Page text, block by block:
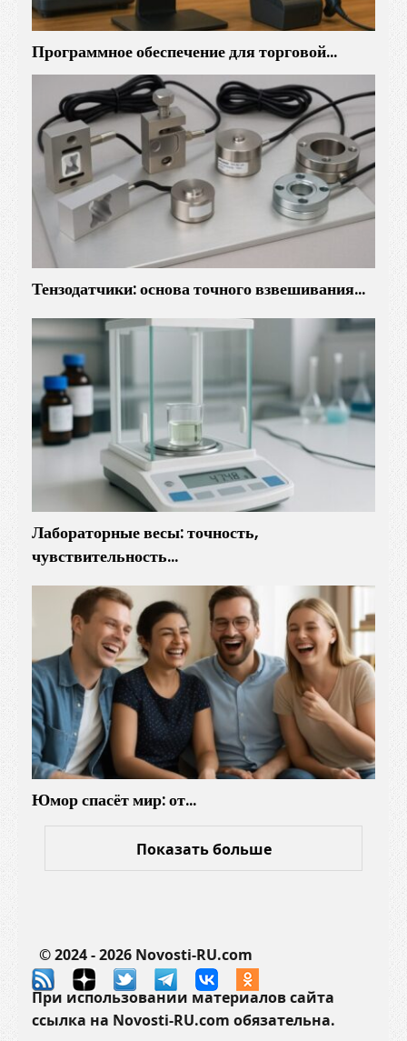
Программное обеспечение для торговой…
Тензодатчики: основа точного взвешивания…
Лабораторные весы: точность,
чувствительность…
Юмор спасёт мир: от…
Показать больше
© 2024 - 2026 Novosti-RU.com
При использовании материалов сайта
ссылка на Novosti-RU.com обязательна.